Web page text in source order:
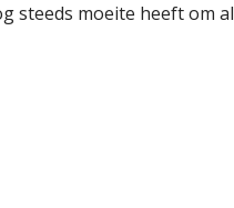
moeite heeft om